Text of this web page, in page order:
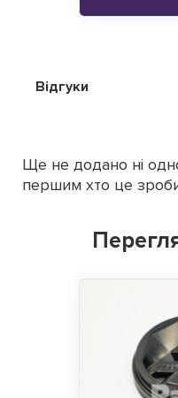
Відгуки
Ще не додано ні
першим хто це